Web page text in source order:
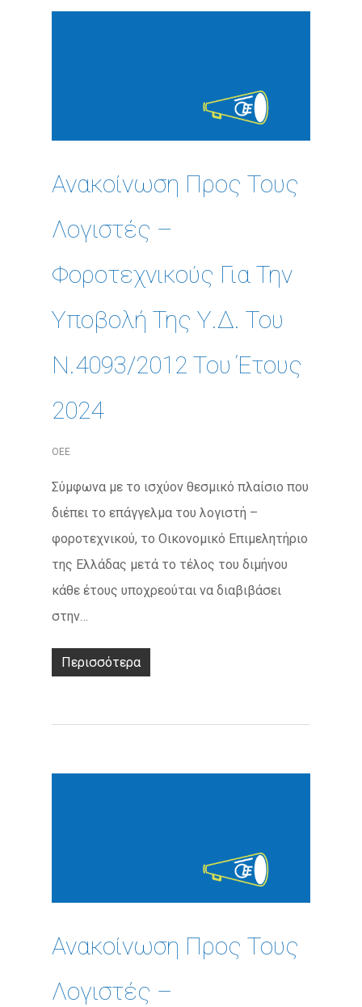
Ανακοίνωση Προς Τους
Λογιστές –
Φοροτεχνικούς Για Την
Υποβολή Της Υ.Δ. Του
Ν.4093/2012 Του Έτους
2024
ΟΕΕ
Σύμφωνα με το ισχύον θεσμικό πλαίσιο που
διέπει το επάγγελμα του λογιστή –
φοροτεχνικού, το Οικονομικό Επιμελητήριο
της Ελλάδας μετά το τέλος του διμήνου
κάθε έτους υποχρεούται να διαβιβάσει
στην…
Περισσότερα
Ανακοίνωση Προς Τους
Λογιστές –